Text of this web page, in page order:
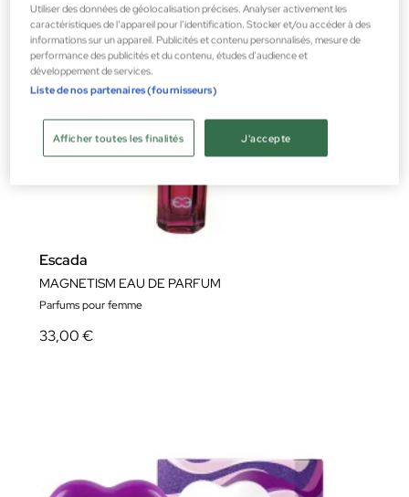
Escada
MAGNETISM EAU DE PARFUM
Parfums pour femme
33,00 €
Utiliser des données de géolocalisation précises. Analyser activement les
caractéristiques de l’appareil pour l’identification. Stocker et/ou accéder à des
informations sur un appareil. Publicités et contenu personnalisés, mesure de
performance des publicités et du contenu, études d’audience et
développement de services.
Liste de nos partenaires (fournisseurs)
J'accepte
Afficher toutes les finalités